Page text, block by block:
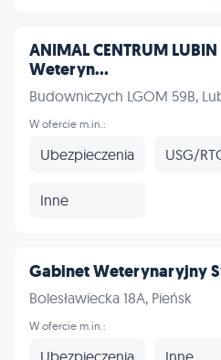
ANIMAL CENTRUM
Weteryn...
Budowniczych LGOM 59B,
W ofercie m.in.:
Ubezpieczenia USG/
Inne
Gabinet Weterynaryjny
Bolesławiecka 18A, Pieńsk
W ofercie m.in.:
Ubezpieczenia Inne